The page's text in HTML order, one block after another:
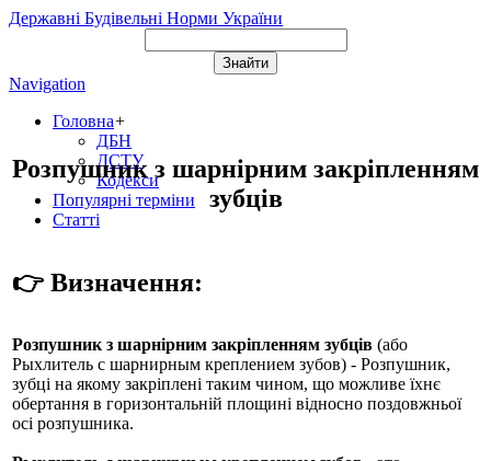
Державні Будівельні Норми України
Navigation
Головна+
ДБН
ДСТУ
Кодекси
Популярні терміни
Статті
Розпушник з шарнірним закріпленням
зубців
👉 Визначення:
Розпушник з шарнірним закріпленням зубців (або
Рыхлитель с шарнирным креплением зубов) - Розпушник,
зубці на якому закріплені таким чином, що можливе їхнє
обертання в горизонтальній площині відносно поздовжньої
осі розпушника.